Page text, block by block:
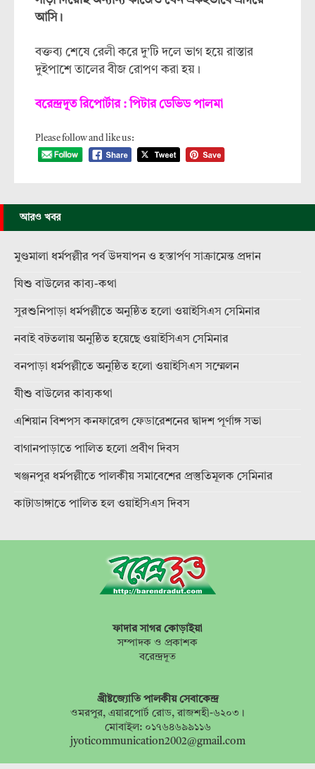
আসি।
বক্তব্য শেষে রেলী করে দু’টি দলে ভাগ হয়ে রাস্তার
দুইপাশে তালের বীজ রোপণ করা হয়।
বরেন্দ্রদূত রিপোর্টার : পিটার ডেভিড পালমা
Please follow and like us:
আরও খবর
মুণ্ডমালা ধর্মপল্লীর পর্ব উদযাপন ও হস্তার্পণ সাক্রামেন্ত প্রদান
যিশু বাউলের কাব্য-কথা
সুরশুনিপাড়া ধর্মপল্লীতে অনুষ্ঠিত হলো ওয়াইসিএস সেমিনার
নবাই বটতলায় অনুষ্ঠিত হয়েছে ওয়াইসিএস সেমিনার
বনপাড়া ধর্মপল্লীতে অনুষ্ঠিত হলো ওয়াইসিএস সম্মেলন
যীশু বাউলের কাব্যকথা
এশিয়ান বিশপস কনফারেন্স ফেডারেশনের দ্বাদশ পূর্ণাঙ্গ সভা
বাগানপাড়াতে পালিত হলো প্রবীণ দিবস
খঞ্জনপুর ধর্মপল্লীতে পালকীয় সমাবেশের প্রস্তুতিমূলক সেমিনার
কাটাডাঙ্গাতে পালিত হল ওয়াইসিএস দিবস
ফাদার সাগর কোড়াইয়া
সম্পাদক ও প্রকাশক
বরেন্দ্রদূত
খ্রীষ্টজ্যোতি পালকীয় সেবাকেন্দ্র
ওমরপুর, এয়ারপোর্ট রোড, রাজশহী-৬২০৩।
মোবাইল: ০১৭৬৪৬৯৯১১৬
jyoticommunication2002@gmail.com